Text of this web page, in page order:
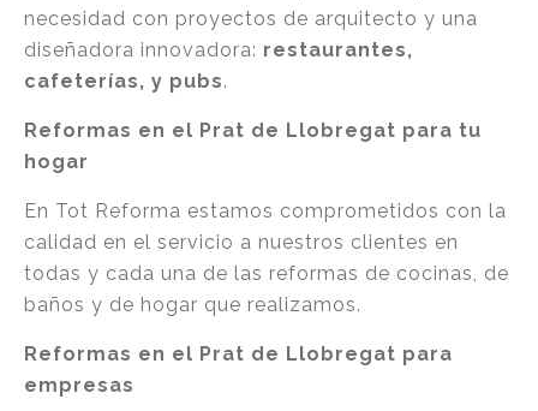
necesidad con proyectos de arquitecto y una
diseñadora innovadora: restaurantes,
cafeterías, y pubs.
Reformas en el Prat de Llobregat para tu
hogar
En Tot Reforma estamos comprometidos con la
calidad en el servicio a nuestros clientes en
todas y cada una de las reformas de cocinas, de
baños y de hogar que realizamos.
Reformas en el Prat de Llobregat para
empresas